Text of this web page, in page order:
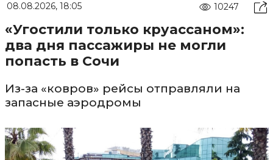
08.08.2026, 18:05 10247
«Угостили только круассаном»:
два дня пассажиры не могли
попасть в Сочи
Из-за «ковров» рейсы отправляли на
запасные аэродромы